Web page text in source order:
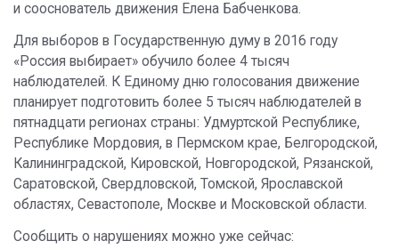
и сооснователь движения Елена Бабченкова.
Для выборов в Государственную думу в 2016 году
«Россия выбирает» обучило более 4 тысяч
наблюдателей. К Единому дню голосования движение
планирует подготовить более 5 тысяч наблюдателей в
пятнадцати регионах страны: Удмуртской Республике,
Республике Мордовия, в Пермском крае, Белгородской,
Калининградской, Кировской, Новгородской, Рязанской,
Саратовской, Свердловской, Томской, Ярославской
областях, Севастополе, Москве и Московской области.
Сообщить о нарушениях можно уже сейчас: